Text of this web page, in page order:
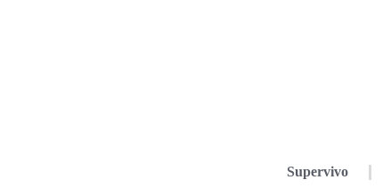
Supervivo